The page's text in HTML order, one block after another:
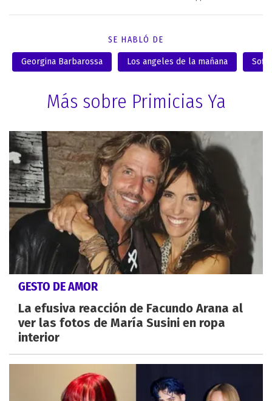
SE HABLÓ DE
Georgina Barbarossa Los angeles de la mañana
Más sobre Primicias Ya
GESTO DE AMOR
La efusiva reacción de Facundo Arana al
ver las fotos de María Susini en ropa
interior